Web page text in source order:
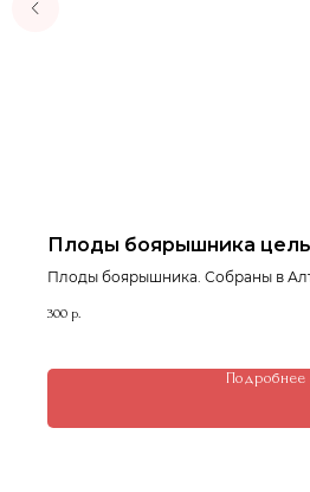
Плоды боярышника
Плоды боярышника. Собраны в
сосудистой системы. Сушеные
300 р.
Подробнее